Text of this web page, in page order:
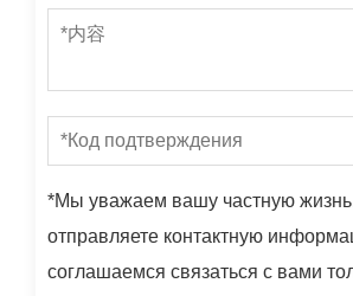
*Мы уважаем вашу частную
отправляете контактную
соглашаемся связаться с вами